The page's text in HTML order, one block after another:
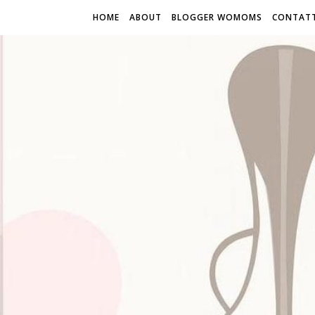
HOME ABOUT BLOGGER WOMOMS